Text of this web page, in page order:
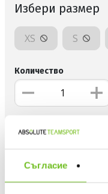
Съгласие
Избери размер
XS S
Количество
ВИЖ ПОВЕЧЕ